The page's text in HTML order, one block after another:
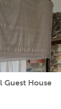
Guest House